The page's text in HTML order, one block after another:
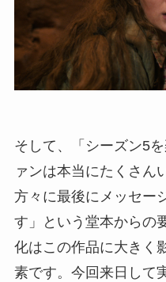
そして、「シーズン5
ァンは本当にたくさん
方々に最後にメッセー
す」という堂本からの
化はこの作品に大きく
素です。今回来日して